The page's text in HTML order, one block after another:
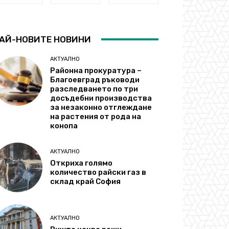
НОВИТЕ НОВИНИ
АКТУАЛНО
Районна прокуратура –
Благоевград ръководи
разследването по три
досъдебни производства
за незаконно отглеждане
на растения от рода на
конопа
АКТУАЛНО
Откриха голямо
количество райски газ в
склад край София
АКТУАЛНО